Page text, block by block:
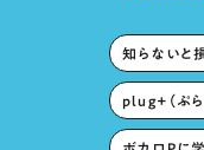
知らないと
plug+（ぷら